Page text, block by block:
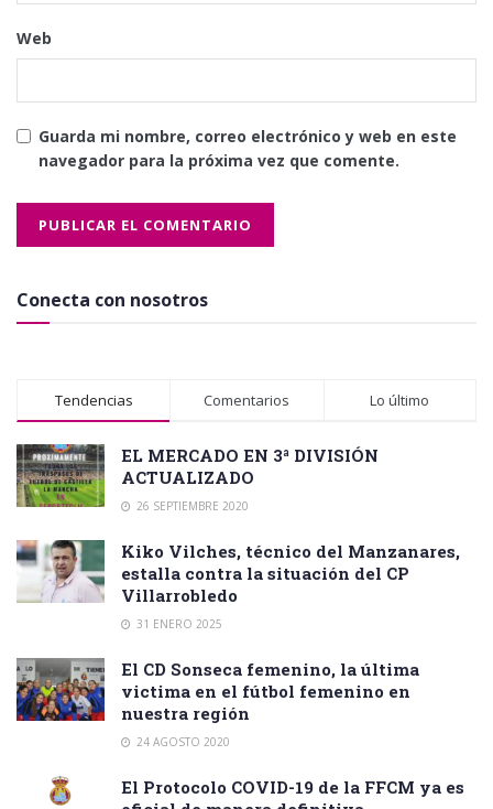
Web
Guarda mi nombre, correo electrónico y web en este
navegador para la próxima vez que comente.
Conecta con nosotros
Tendencias Comentarios Lo último
EL MERCADO EN 3ª DIVISIÓN
ACTUALIZADO
26 SEPTIEMBRE 2020
Kiko Vilches, técnico del Manzanares,
estalla contra la situación del CP
Villarrobledo
31 ENERO 2025
El CD Sonseca femenino, la última
victima en el fútbol femenino en
nuestra región
24 AGOSTO 2020
El Protocolo COVID-19 de la FFCM ya es